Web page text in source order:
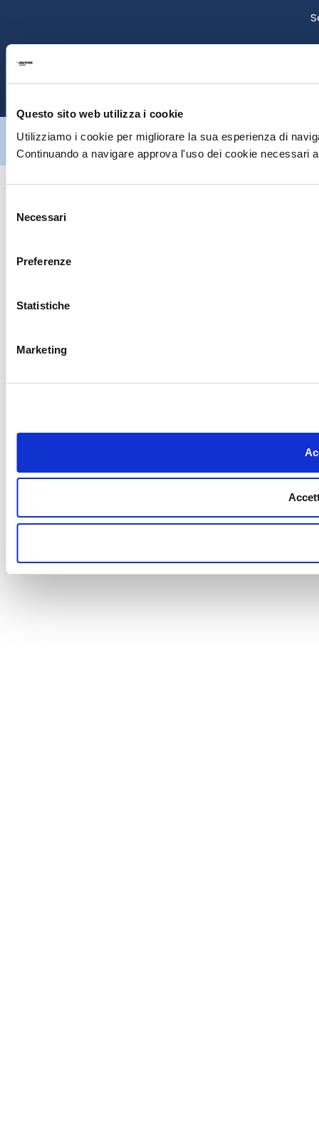
Questo sito web utilizza i cookie
Utilizziamo i cookie per migliorare la sua esperienza di
Continuando a navigare approva l'uso dei cookie necessari
delNecessari
Preferenze
Statistiche
Marketing
IT07395971216| Design by avcommunication.it | Tutti i diritti sono
riservati